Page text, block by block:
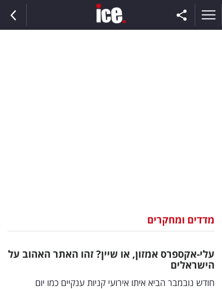
וצרכנות
דיגיטל
וטק
מדדים ומחקרים
עלי-אקספרס אמזון, או שיין? זהו האתר האהוב על
הישראלים
חודש נובמבר הביא איתו אירועי קניות ענקיים כמו יום